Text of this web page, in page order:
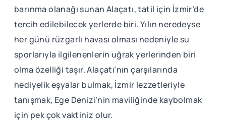
barınma olanağı sunan Alaçatı, tatil için İzmir’de
tercih edilebilecek yerlerde biri. Yılın neredeyse
her günü rüzgarlı havası olması nedeniyle su
sporlarıyla ilgilenenlerin uğrak yerlerinden biri
olma özelliği taşır. Alaçatı’nın çarşılarında
hediyelik eşyalar bulmak, İzmir lezzetleriyle
tanışmak, Ege Denizi’nin maviliğinde kaybolmak
için pek çok vaktiniz olur.